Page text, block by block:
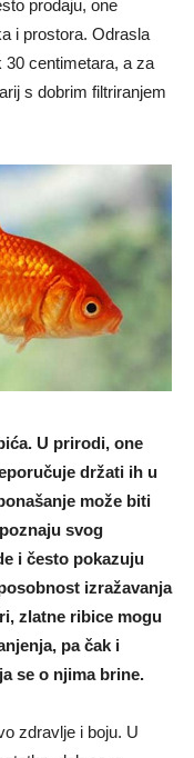
prodaju, one
i prostora. Odrasla
30 centimetara, a za
s dobrim filtriranjem
U prirodi, one
držati ih u
može biti
svog
i često pokazuju
izražavanja
zlatne ribice mogu
pa čak i
se o njima brine.
zdravlje i boju. U